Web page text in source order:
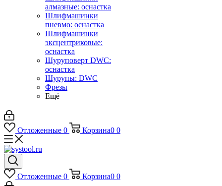
алмазные: оснастка
Шлифмашинки
пневмо: оснастка
Шлифмашинки
эксцентриковые:
оснастка
Шуруповерт DWC:
оснастка
Шурупы: DWC
Фрезы
Ещё
Отложенные 0 Корзина0 0
Отложенные 0 Корзина0 0